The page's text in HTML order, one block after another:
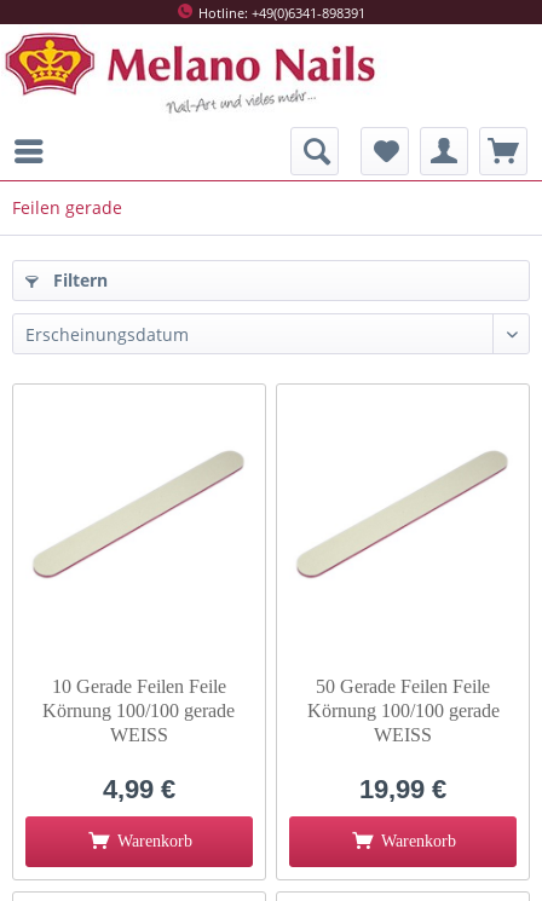
Hotline: +49(0)6341-898391
Feilen gerade
Filtern
10 Gerade Feilen Feile
Körnung 100/100 gerade
WEISS
4,99 €
Warenkorb
50 Gerade Feilen Feile
Körnung 100/100 gerade
WEISS
19,99 €
Warenkorb